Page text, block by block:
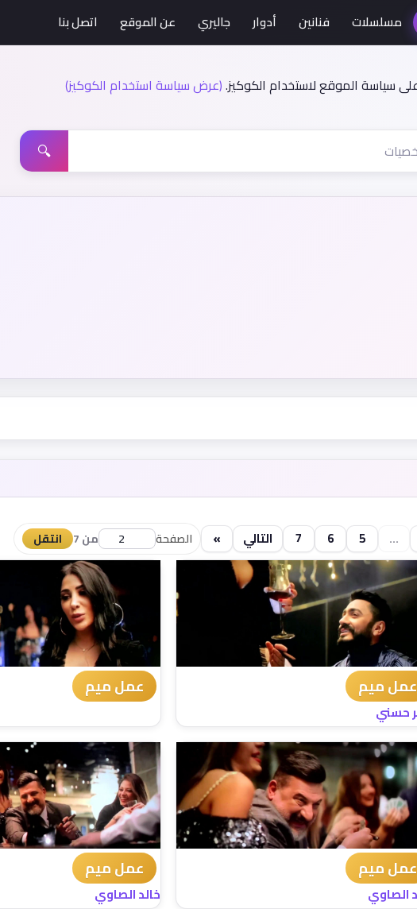
سياسة الموقع لاستخدام الكوكيز.(عرض سياسة استخدام الكوكيز)
مسلسلات فنانين أدوار جاليري عن الموقع اتصل بنا
🔍
...
5
6
7 التالي » الصفحة من 7 انتقل
عمل ميم
حسني
عمل ميم
عمل ميم
الصاوي
عمل ميم
خالد الصاوي